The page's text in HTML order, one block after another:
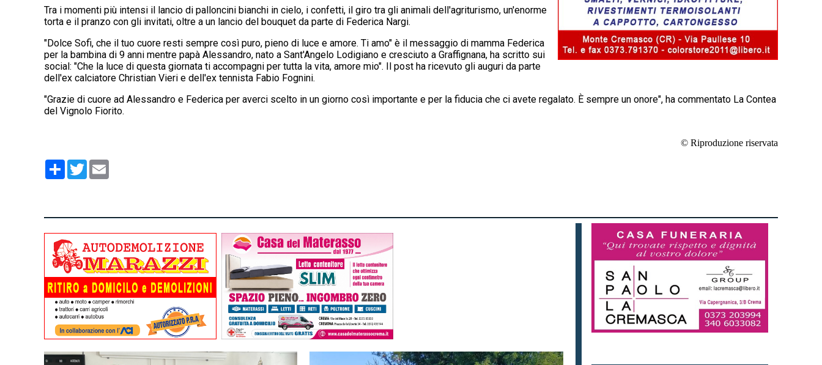
Tra i momenti più intensi il lancio di palloncini bianchi in cielo, i confetti, il giro tra gli animali dell'agriturismo, un'enorme
torta e il pranzo con gli invitati, oltre a un lancio del bouquet da parte di Federica Nargi.
"Dolce Sofi, che il tuo cuore resti sempre così puro, pieno di luce e amore. Ti amo" è il messaggio di mamma Federica
per la bambina di 9 anni mentre papà Alessandro, nato a Sant'Angelo Lodigiano e cresciuto a Graffignana, ha scritto sui
social: "Che la luce di questa giornata ti accompagni per tutta la vita, amore mio". Il post ha ricevuto gli auguri da parte
dell'ex calciatore Christian Vieri e dell'ex tennista Fabio Fognini.
"Grazie di cuore ad Alessandro e Federica per averci scelto in un giorno così importante e per la fiducia che ci avete regalato. È sempre un onore", ha commentato La Contea
del Vignolo Fiorito.
© Riproduzione riservata
Condividi
Twitter